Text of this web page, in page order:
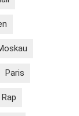
Paris
Rap